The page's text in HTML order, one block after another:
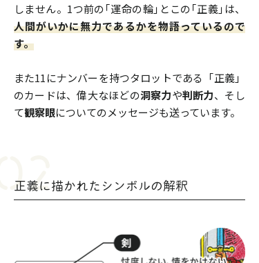
しません。1つ前の｢運命の輪｣とこの｢正義｣は、
人間がいかに無力であるかを物語っているので
す。
また11にナンバーを持つタロットである「正義」
のカードは、偉大なほどの洞察力や判断力、そし
て観察眼についてのメッセージも送っています。
正義に描かれたシンボルの解釈